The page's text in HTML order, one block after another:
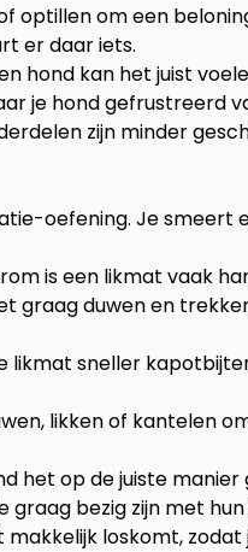
optillen om een
er daar iets.
hond kan het juist
je hond gefrustreerd
zijn minder
oefening. Je
is een likmat vaak
graag duwen en
likmat sneller
likken of kantelen
op de juiste
bezig zijn met
loskomt,